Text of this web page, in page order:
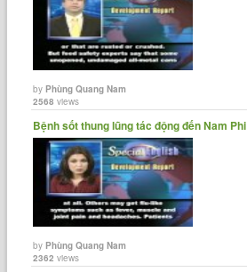
byPhùng Quang Nam
2568 views
Bệnh sốt thung lũng tác động đến Nam Phi
byPhùng Quang Nam
2362 views